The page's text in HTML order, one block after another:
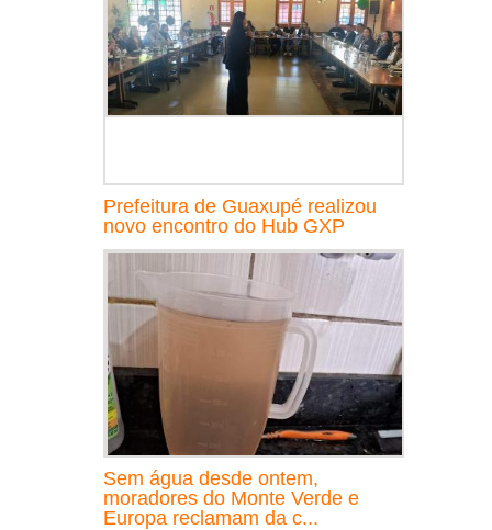
Prefeitura de Guaxupé realizou
novo encontro do Hub GXP
Sem água desde ontem,
moradores do Monte Verde e
Europa reclamam da c...